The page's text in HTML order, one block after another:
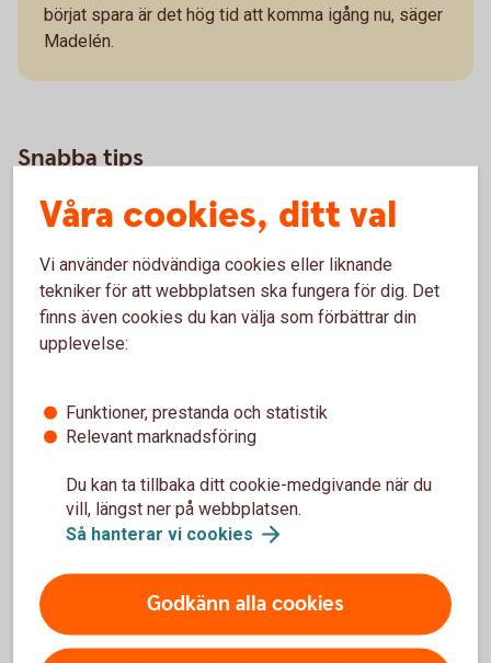
börjat spara är det hög tid att komma igång nu, säger
Madelén.
Snabba tips
kompenserad om du har ett jobb som inte ger
dig tjänstepension.
Det är fortfarande långt kvar till pensionen och
du kan ta risk i ditt pensionssparande och få
Bildar man familj och den ena jobbar deltid och
tar större ansvar under småbarnsår bör man
kompensera varandra ekonomiskt för det.
Våra cookies, ditt val
Vi använder nödvändiga cookies eller liknande
tekniker för att webbplatsen ska fungera för dig. Det
finns även cookies du kan välja som förbättrar din
upplevelse:
Funktioner, prestanda och statistik
Relevant marknadsföring
Du kan ta tillbaka ditt cookie-medgivande när du
vill, längst ner på webbplatsen.
Så hanterar vi cookies
Godkänn alla cookies